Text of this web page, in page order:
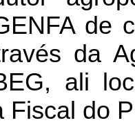
de
da
ali
Fiscal do